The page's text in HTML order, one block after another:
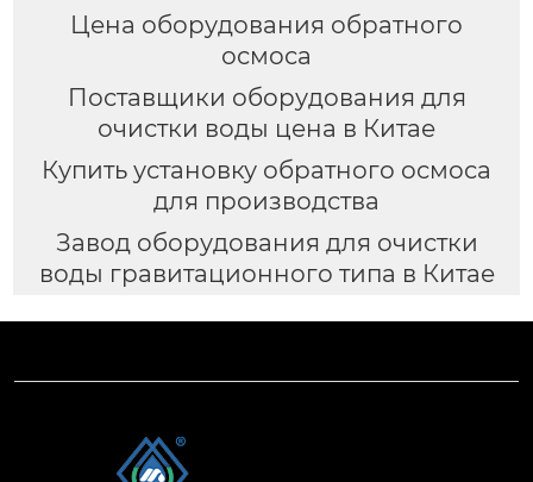
Цена оборудования обратного
осмоса
Поставщики оборудования для
очистки воды цена в Китае
Купить установку обратного осмоса
для производства
Завод оборудования для очистки
воды гравитационного типа в Китае